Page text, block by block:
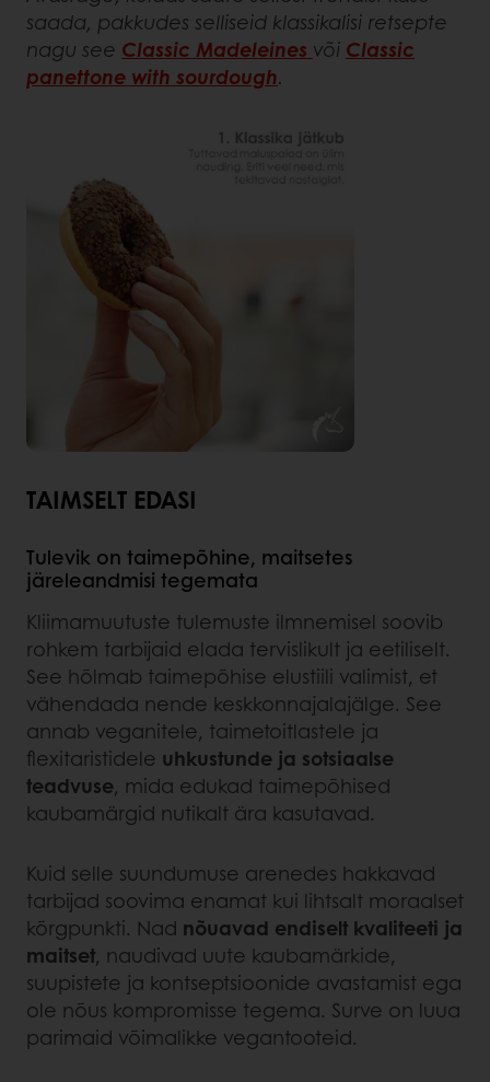
saada, pakkudes selliseid klassikalisi retsepte
nagu see Classic Madeleines või Classic
panettone with sourdough.
TAIMSELT EDASI
Tulevik on taimepõhine, maitsetes
järeleandmisi tegemata
Kliimamuutuste tulemuste ilmnemisel soovib
rohkem tarbijaid elada tervislikult ja eetiliselt.
See hõlmab taimepõhise elustiili valimist, et
vähendada nende keskkonnajalajälge. See
annab veganitele, taimetoitlastele ja
flexitaristidele uhkustunde ja sotsiaalse
teadvuse, mida edukad taimepõhised
kaubamärgid nutikalt ära kasutavad.
Kuid selle suundumuse arenedes hakkavad
tarbijad soovima enamat kui lihtsalt moraalset
kõrgpunkti. Nad nõuavad endiselt kvaliteeti ja
maitset, naudivad uute kaubamärkide,
suupistete ja kontseptsioonide avastamist ega
ole nõus kompromisse tegema. Surve on luua
parimaid võimalikke vegantooteid.